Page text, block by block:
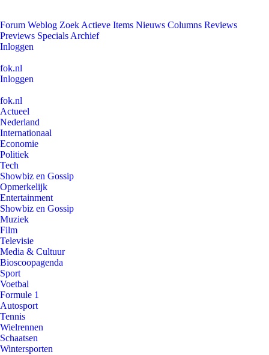
Forum Weblog Zoek Actieve Items Nieuws Columns Reviews
Previews Specials Archief
Inloggen
fok.nl
Inloggen
fok.nl
Actueel
Nederland
Internationaal
Economie
Politiek
Tech
Showbiz en Gossip
Opmerkelijk
Entertainment
Showbiz en Gossip
Muziek
Film
Televisie
Media & Cultuur
Bioscoopagenda
Sport
Voetbal
Formule 1
Autosport
Tennis
Wielrennen
Schaatsen
Wintersporten